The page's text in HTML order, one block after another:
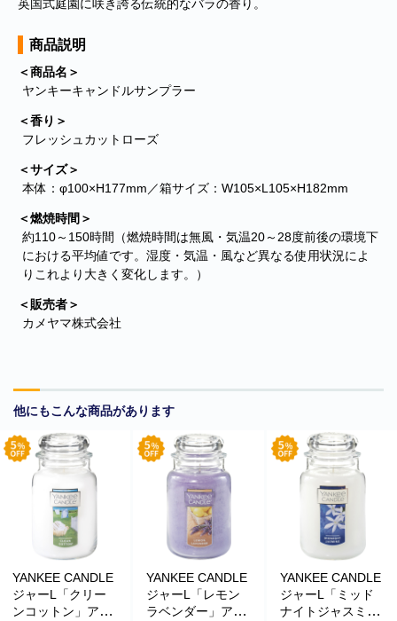
英国式庭園に咲き誇る伝統的なバラの香り。
商品説明
＜商品名＞
ヤンキーキャンドルサンプラー
＜香り＞
フレッシュカットローズ
＜サイズ＞
本体：φ100×H177mm／箱サイズ：W105×L105×H182mm
＜燃焼時間＞
約110～150時間（燃焼時間は無風・気温20～28度前後の環境下
における平均値です。湿度・気温・風など異なる使用状況によ
りこれより大きく変化します。）
＜販売者＞
カメヤマ株式会社
他にもこんな商品があります
YANKEE CANDLE
ジャーL「クリー
ンコットン」アロ
YANKEE CANDLE
ジャーL「レモン
ラベンダー」アロ
YANKEE CANDLE
ジャーL「ミッド
ナイトジャスミ
■**年末年始休業日のお知らせ**誠に勝手ではございますが、2024
年12月31日～2025年1月5日まで休業させていただきます。年内出
荷は12月30日 13:00ご注文分まで、年始は1月6日より開始いたしま
す。休業期間中にいただきましたご注文やお問い合わせ等に関しま
しては、1月6日より順次対応させていただきます。お客様にはご不
便をおかけ致しますが、何卒ご了承くださいますようお願い申し上
げます。
■**当店を騙る不審なメールにご注意ください**
発信元がヤマト運輸
であるかのように装い、「Marco-Line」からの荷物が配送される旨